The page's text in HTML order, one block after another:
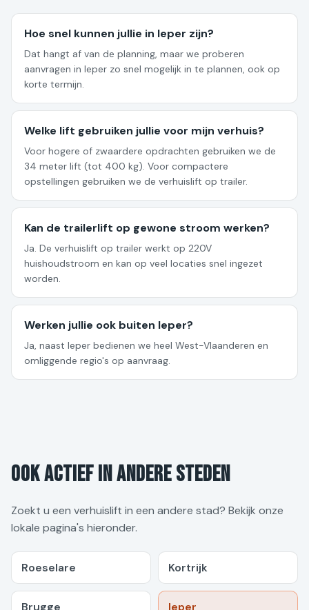
Hoe snel kunnen jullie in Ieper zijn?
Dat hangt af van de planning, maar we proberen
aanvragen in Ieper zo snel mogelijk in te plannen, ook op
korte termijn.
Welke lift gebruiken jullie voor mijn verhuis?
Voor hogere of zwaardere opdrachten gebruiken we de
34 meter lift (tot 400 kg). Voor compactere
opstellingen gebruiken we de verhuislift op trailer.
Kan de trailerlift op gewone stroom werken?
Ja. De verhuislift op trailer werkt op 220V
huishoudstroom en kan op veel locaties snel ingezet
worden.
Werken jullie ook buiten Ieper?
Ja, naast Ieper bedienen we heel West-Vlaanderen en
omliggende regio's op aanvraag.
Ook actief in andere steden
Zoekt u een verhuislift in een andere stad? Bekijk onze
lokale pagina's hieronder.
Roeselare Kortrijk
Brugge Ieper